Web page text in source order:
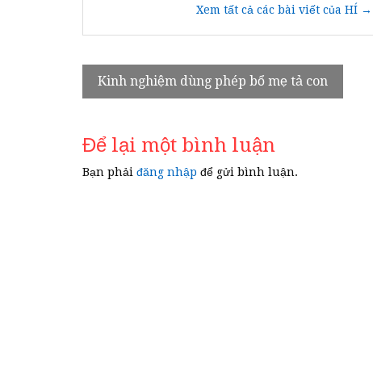
Xem tất cả các bài viết của HÍ →
Điều
hướng
bài
viết
Kinh nghiệm dùng phép bổ mẹ tả con
Để lại một bình luận
Bạn phải đăng nhập để gửi bình luận.